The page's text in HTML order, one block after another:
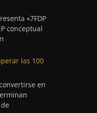
«7FDP
conceptual
las 100
en